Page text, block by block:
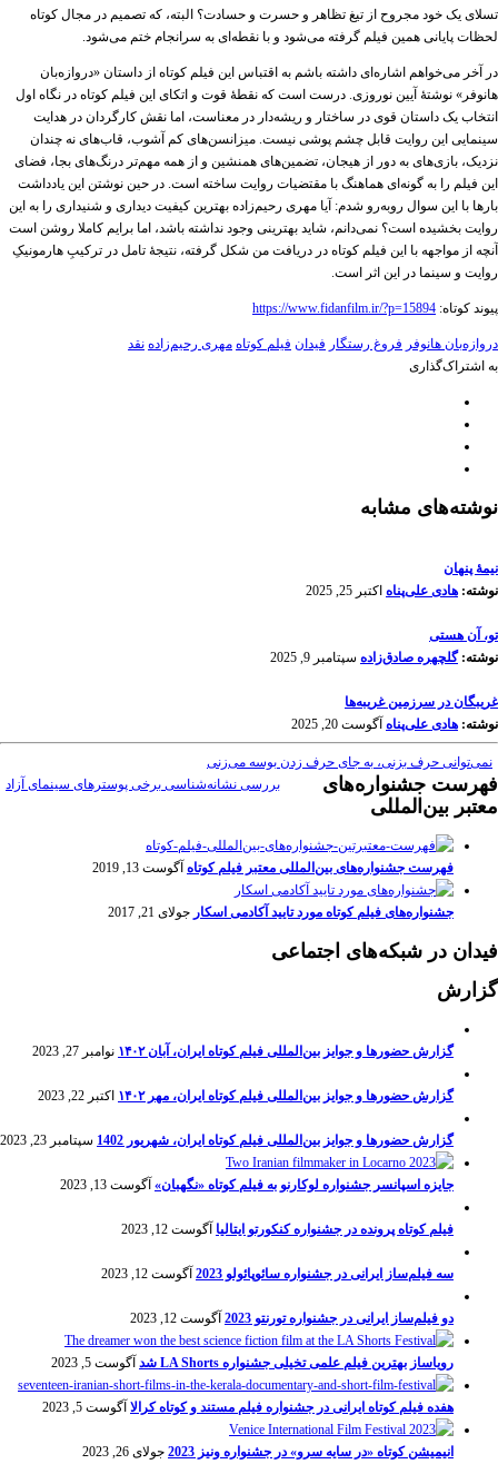
تسلای یک خود مجروح از تیغ تظاهر و حسرت و حسادت؟ البته، که تصمیم در مجال کوتاه
لحظات پایانی همین فیلم گرفته می‌شود و با نقطه‌ای به سرانجام ختم می‌شود.
در آخر می‌خواهم اشاره‌ای داشته باشم به اقتباس این فیلم کوتاه از داستان «دروازه‌بان
هانوفر» نوشتۀ آیین نوروزی. درست است که نقطۀ قوت و اتکای این فیلم کوتاه در نگاه اول
انتخاب یک داستان قوی در ساختار و ریشه‌دار در معناست، اما نقش کارگردان در هدایت
سینمایی این روایت قابل چشم پوشی نیست. میزانسن‌های کم آشوب، قاب‌های نه چندان
نزدیک، بازی‌های به دور از هیجان، تضمین‌های همنشین و از همه مهم‌تر درنگ‌های بجا، فضای
این فیلم را به گونه‌ای هماهنگ با مقتضیات روایت ساخته است. در حین نوشتن این یادداشت
بارها با این سوال روبه‌رو شدم: آیا مهری رحیم‌زاده بهترین کیفیت دیداری و شنیداری را به این
روایت بخشیده است؟ نمی‌دانم، شاید بهترینی وجود نداشته باشد، اما برایم کاملا روشن است
آنچه از مواجهه با این فیلم کوتاه در دریافت من شکل گرفته، نتیجۀ تامل در ترکیبِ هارمونیکِ
روایت و سینما در این اثر است.
پیوند کوتاه: https://www.fidanfilm.ir/?p=15894
دروازه‌بان هانوفر فروغ رستگار فیدان فیلم کوتاه مهری رحیم‌زاده نقد
به اشتراک‌گذاری
نوشته‌های مشابه
نیمۀ پنهان
نوشته: هادی علی‌پناه اکتبر 25, 2025
تو، آن هستی
نوشته:گلچهره صادق‌زاده سپتامبر 9, 2025
غریبگان در سرزمین غریبه‌ها
نوشته: هادی علی‌پناه آگوست 20, 2025
نمی‌توانی حرف بزنی، به جای حرف زدن بوسه می‌زنی
بررسی نشانه‌شناسی برخی پوسترهای سینمای آزاد
فهرست جشنواره‌های
معتبر بین‌المللی
فهرست جشنواره‌های بین‌المللی معتبر فیلم کوتاه آگوست 13, 2019
جشنواره‌های فیلم کوتاه مورد تایید آکادمی اسکار جولای 21, 2017
فیدان در شبکه‌های اجتماعی
گزارش
گزارش حضورها و جوایز بین‌المللی فیلم کوتاه ایران، آبان ۱۴۰۲ نوامبر 27, 2023
گزارش حضورها و جوایز بین‌المللی فیلم کوتاه ایران، مهر ۱۴۰۲ اکتبر 22, 2023
گزارش حضورها و جوایز بین‌المللی فیلم کوتاه ایران، شهریور 1402 سپتامبر 23, 2023
جایزه اسپانسر جشنواره لوکارنو به فیلم کوتاه «نگهبان» آگوست 13, 2023
فیلم کوتاه پرونده در جشنواره کنکورتو ایتالیا آگوست 12, 2023
سه فیلم‌ساز ایرانی در جشنواره سائوپائولو 2023 آگوست 12, 2023
دو فیلم‌ساز ایرانی در جشنواره تورنتو 2023 آگوست 12, 2023
رویاساز بهترین فیلم علمی تخیلی جشنواره LA Shorts شد آگوست 5, 2023
هفده فیلم کوتاه ایرانی در جشنواره فیلم مستند و کوتاه کرالا آگوست 5, 2023
انیمیشن کوتاه «در سایه سرو» در جشنواره ونیز 2023 جولای 26, 2023